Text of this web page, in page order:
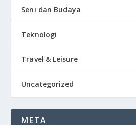
Seni dan Budaya
Teknologi
Travel & Leisure
Uncategorized
META